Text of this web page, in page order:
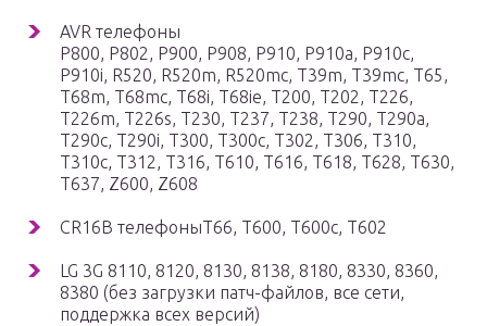
AVR телефоны
P800, P802, P900, P908, P910, P910a, P910c,
P910i, R520, R520m, R520mc, T39m, T39mc, T65,
T68m, T68mc, T68i, T68ie, T200, T202, T226,
T226m, T226s, T230, T237, T238, T290, T290a,
T290c, T290i, T300, T300c, T302, T306, T310,
T310c, T312, T316, T610, T616, T618, T628, T630,
T637, Z600, Z608
CR16B телефоныT66, T600, T600c, T602
LG 3G 8110, 8120, 8130, 8138, 8180, 8330, 8360,
8380 (без загрузки патч-файлов, все сети,
поддержка всех версий)